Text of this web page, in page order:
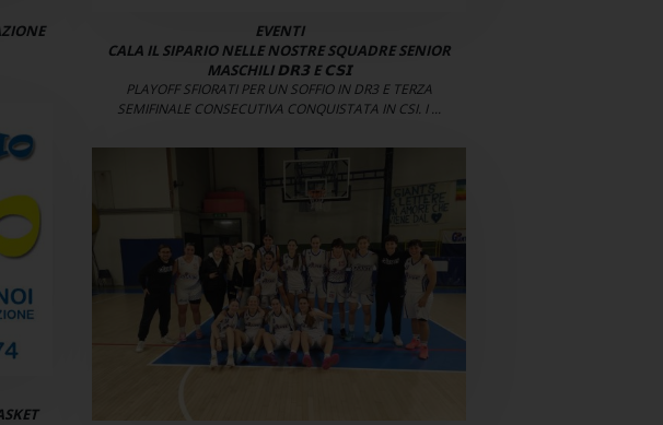
EVENTI
CALA IL SIPARIO NELLE NOSTRE SQUADRE SENIOR
MASCHILI 𝗗𝗥𝟯 E 𝗖𝗦𝗜
PLAYOFF SFIORATI PER UN SOFFIO IN DR3 E TERZA
SEMIFINALE CONSECUTIVA CONQUISTATA IN CSI. I ...